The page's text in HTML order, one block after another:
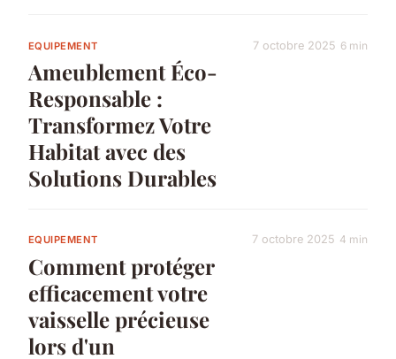
EQUIPEMENT
Ameublement Éco-
Responsable :
Transformez Votre
Habitat avec des
Solutions Durables
7 octobre 2025 6 min
EQUIPEMENT
Comment protéger
efficacement votre
vaisselle précieuse
lors d'un
7 octobre 2025 4 min